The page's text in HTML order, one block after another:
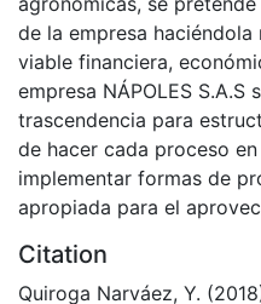
de la empresa
viable financiera,
empresa NÁPOLES S.A.S
trascendencia para
de hacer cada proceso
implementar formas de
apropiada para el
Citation
Quiroga Narváez, Y.